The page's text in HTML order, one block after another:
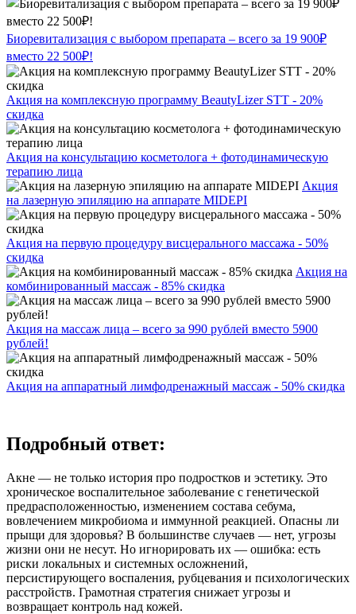
Биоревитализация с выбором препарата – всего за 19 900₽
вместо 22 500₽!
Акция на комплексную программу BeautyLizer STT - 20%
скидка
Акция на консультацию косметолога + фотодинамическую
терапию лица
Акция
на лазерную эпиляцию на аппарате MIDEPI
Акция на первую процедуру висцерального массажа - 50%
скидка
Акция на
комбинированный массаж - 85% скидка
Акция на массаж лица – всего за 990 рублей вместо 5900
рублей!
Акция на аппаратный лимфодренажный массаж - 50% скидка
Подробный ответ:
Акне — не только история про подростков и эстетику. Это
хроническое воспалительное заболевание с генетической
предрасположенностью, изменением состава себума,
вовлечением микробиома и иммунной реакцией. Опасны ли
прыщи для здоровья? В большинстве случаев — нет, угрозы
жизни они не несут. Но игнорировать их — ошибка: есть
риски локальных и системных осложнений,
персистирующего воспаления, рубцевания и психологических
расстройств. Грамотная стратегия снижает угрозы и
возвращает контроль над кожей.